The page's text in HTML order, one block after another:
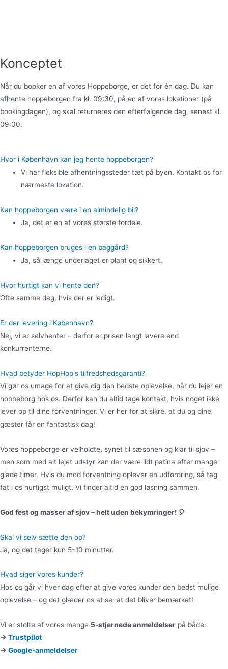
Konceptet
Når du booker en af vores Hoppeborge, er det for én dag. Du kan
afhente hoppeborgen fra kl. 09:30, på en af vores lokationer (på
bookingdagen), og skal returneres den efterfølgende dag, senest kl.
09:00.
Hvor i København kan jeg hente hoppeborgen?
Vi har fleksible afhentningssteder tæt på byen. Kontakt os for
nærmeste lokation.
Kan hoppeborgen være i en almindelig bil?
Ja, det er en af vores største fordele.
Kan hoppeborgen bruges i en baggård?
Ja, så længe underlaget er plant og sikkert.
Hvor hurtigt kan vi hente den?
Ofte samme dag, hvis der er ledigt.
Er der levering i København?
Nej, vi er selvhenter – derfor er prisen langt lavere end
konkurrenterne.
Hvad betyder HopHop's tilfredshedsgaranti?
Vi gør os umage for at give dig den bedste oplevelse, når du lejer en
hoppeborg hos os. Derfor kan du altid tage kontakt, hvis noget ikke
lever op til dine forventninger. Vi er her for at sikre, at du og dine
gæster får en fantastisk dag!
Vores hoppeborge er velholdte, synet til sæsonen og klar til sjov –
men som med alt lejet udstyr kan der være lidt patina efter mange
glade timer. Hvis du mod forventning oplever en udfordring, så tag
fat i os hurtigst muligt. Vi finder altid en god løsning sammen.
God fest og masser af sjov – helt uden bekymringer! 🎈
Skal vi selv sætte den op?
Ja, og det tager kun 5–10 minutter.
Hvad siger vores kunder?
Hos os går vi hver dag efter at give vores kunder den bedst mulige
oplevelse – og det glæder os at se, at det bliver bemærket!
Vi er stolte af vores mange 5-stjernede anmeldelser på både:
→ Trustpilot
→ Google-anmeldelser